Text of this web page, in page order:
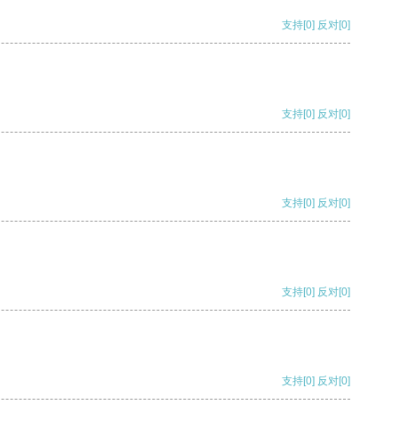
支持[0] 反对[0]
支持[0] 反对[0]
支持[0] 反对[0]
支持[0] 反对[0]
支持[0] 反对[0]